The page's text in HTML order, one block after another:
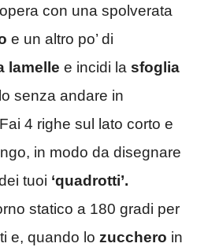
con una spolverata
e un altro po’ di
lamelle e incidi la sfoglia
senza andare in
4 righe sul lato corto e
in modo da disegnare
tuoi ‘quadrotti’.
statico a 180 gradi per
e, quando lo zucchero in